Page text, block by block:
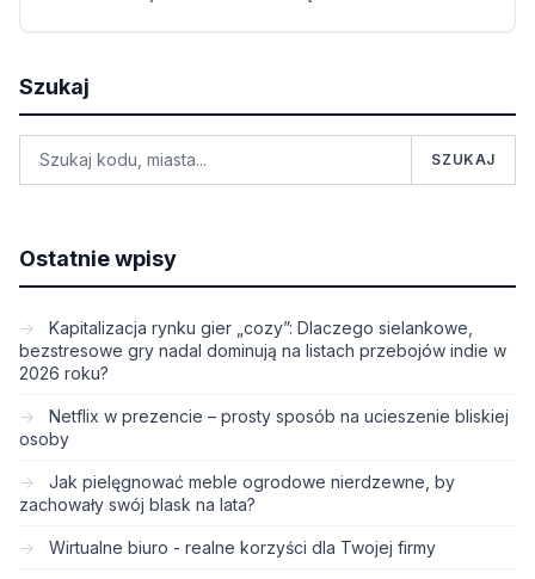
Szukaj
SZUKAJ
Ostatnie wpisy
Kapitalizacja rynku gier „cozy”: Dlaczego sielankowe,
bezstresowe gry nadal dominują na listach przebojów indie w
2026 roku?
Netflix w prezencie – prosty sposób na ucieszenie bliskiej
osoby
Jak pielęgnować meble ogrodowe nierdzewne, by
zachowały swój blask na lata?
Wirtualne biuro - realne korzyści dla Twojej firmy